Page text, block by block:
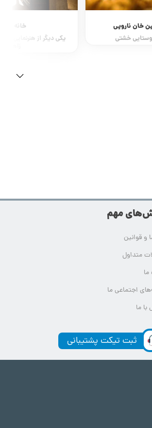
خان نارویی
خشتی
خانه
یکی دیگر از هنرنمایی
مهم
و قوانین
متداول
ما
اجتماعی ما
ما
ثبت تیکت پشتیبانی